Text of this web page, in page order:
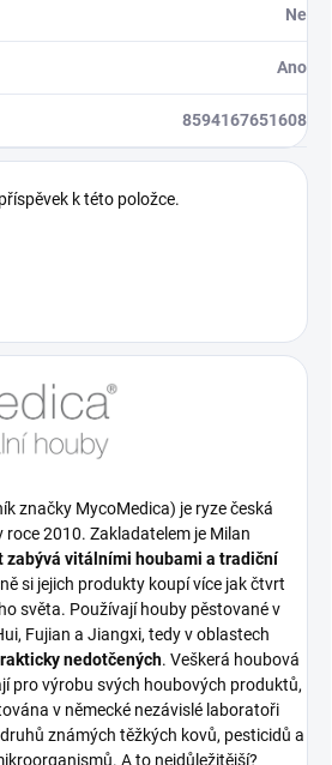
Ne
Ano
8594167651608
k této položce.
značky MycoMedica) je ryze česká
2010. Zakladatelem je Milan
zabývá vitálními houbami a tradiční
si jejich produkty koupí více jak čtvrt
světa. Používají houby pěstované v
Fujian a Jiangxi, tedy v oblastech
nedotčených. Veškerá houbová
pro výrobu svých houbových produktů,
v německé nezávislé laboratoři
známých těžkých kovů, pesticidů a
A to nejdůležitější?